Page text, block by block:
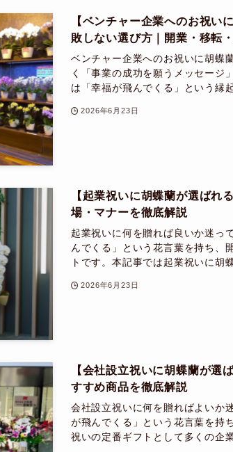
【ベンチャー企業へのお祝い
敗しない選び方｜開業・移転
ベンチャー企業へのお祝いに胡蝶
く「事業の成功を願うメッセージ
は「幸福が飛んでくる」という縁
2026年6月23日
【起業祝いに胡蝶蘭が選ばれ
場・マナーを徹底解説
起業祝いに何を贈れば良いか迷っ
んでくる」という花言葉を持ち、
トです。本記事では起業祝いに胡
2026年6月23日
【会社設立祝いに胡蝶蘭が選
すすめ商品を徹底解説
会社設立祝いに何を贈ればよいか
が飛んでくる」という花言葉を持
祝いの定番ギフトとして多くの企